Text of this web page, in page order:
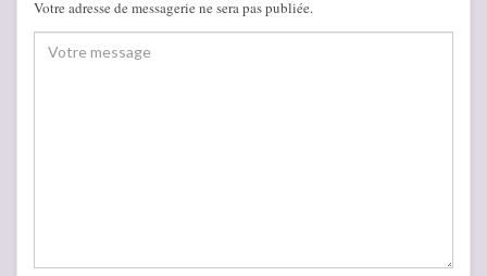
Votre adresse de messagerie ne sera pas publiée.